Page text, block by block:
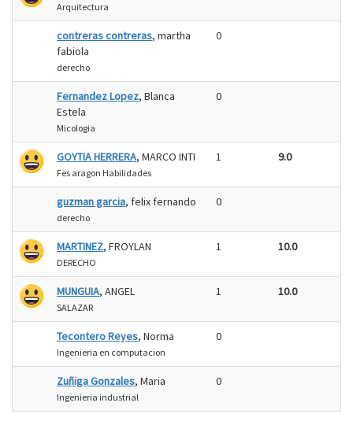
Arquitectura
contreras contreras, martha
fabiola
derecho
0
Fernandez Lopez, Blanca
Estela
Micologia
0
GOYTIA HERRERA, MARCO INTI
Fes aragon Habilidades
1 9.0
guzman garcia, felix fernando
derecho
0
MARTINEZ, FROYLAN
DERECHO
1 10.0
MUNGUIA, ANGEL
SALAZAR
1 10.0
Tecontero Reyes, Norma
Ingenieria en computacion
0
Zuñiga Gonzales, Maria
Ingenieria industrial
0